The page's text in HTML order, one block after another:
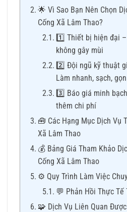
🌟 Vì Sao Bạn Nên Chọn
Cống Xã Lâm Thao?
1️⃣ Thiết bị hiện đại
không gây mùi
2️⃣ Đội ngũ kỹ thuật
Làm nhanh, sạch, gọn
3️⃣ Báo giá minh
thêm chi phí
🧰 Các Hạng Mục Dịch Vụ
Xã Lâm Thao
💰 Bảng Giá Tham Khảo
Cống Xã Lâm Thao
⚙️ Quy Trình Làm Việc
💬 Phản Hồi Thực Tế
🧩 Dịch Vụ Liên Quan